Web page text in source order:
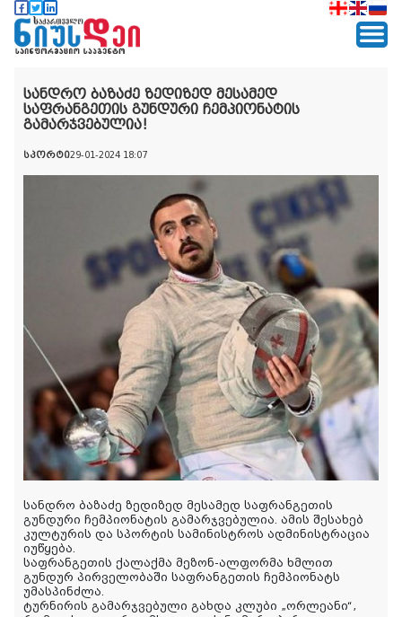
სანდრო ბაზაძე ზედიზედ მესამედ
საფრანგეთის გუნდური ჩემპიონატის
გამარჯვებულია!
სპორტი29-01-2024 18:07
სანდრო ბაზაძე ზედიზედ მესამედ საფრანგეთის
გუნდური ჩემპიონატის გამარჯვებულია. ამის შესახებ
კულტურის და სპორტის სამინისტროს ადმინისტრაცია
იუწყება.
საფრანგეთის ქალაქმა მეზონ-ალფორმა ხმლით
გუნდურ პირველობაში საფრანგეთის ჩემპიონატს
უმასპინძლა.
ტურნირის გამარჯვებული გახდა კლუბი „ორლეანი“,